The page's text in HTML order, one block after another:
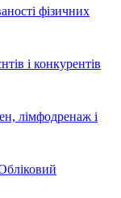
фізичних
і конкурентів
лімфодренаж і